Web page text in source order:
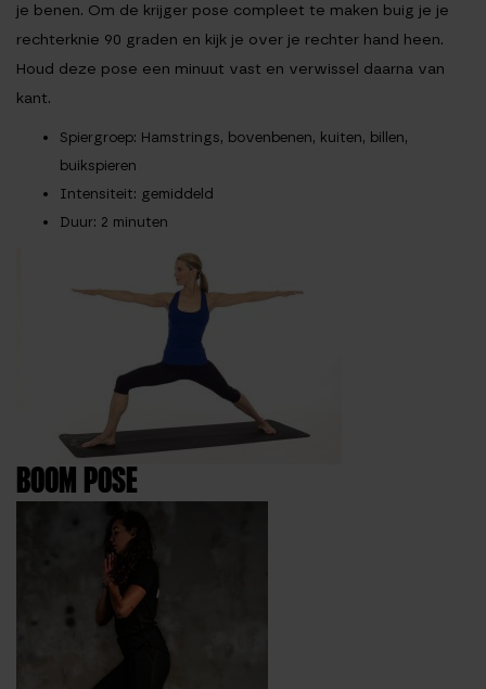
je benen. Om de krijger pose compleet te maken buig je je
rechterknie 90 graden en kijk je over je rechter hand heen.
Houd deze pose een minuut vast en verwissel daarna van
kant.
Spiergroep: Hamstrings, bovenbenen, kuiten, billen,
buikspieren
Intensiteit: gemiddeld
Duur: 2 minuten
BOOM POSE